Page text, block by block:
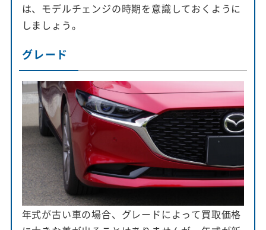
は、モデルチェンジの時期を意識しておくように
しましょう。
グレード
年式が古い車の場合、グレードによって買取価格